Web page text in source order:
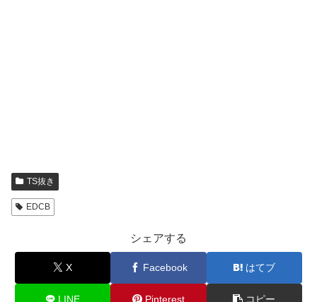
TS抜き
EDCB
シェアする
X Facebook はてブ
LINE Pinterest コピー